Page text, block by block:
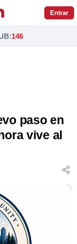
Entrar
:146
paso en
vive al